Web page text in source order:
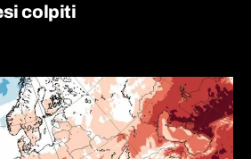
colpiti